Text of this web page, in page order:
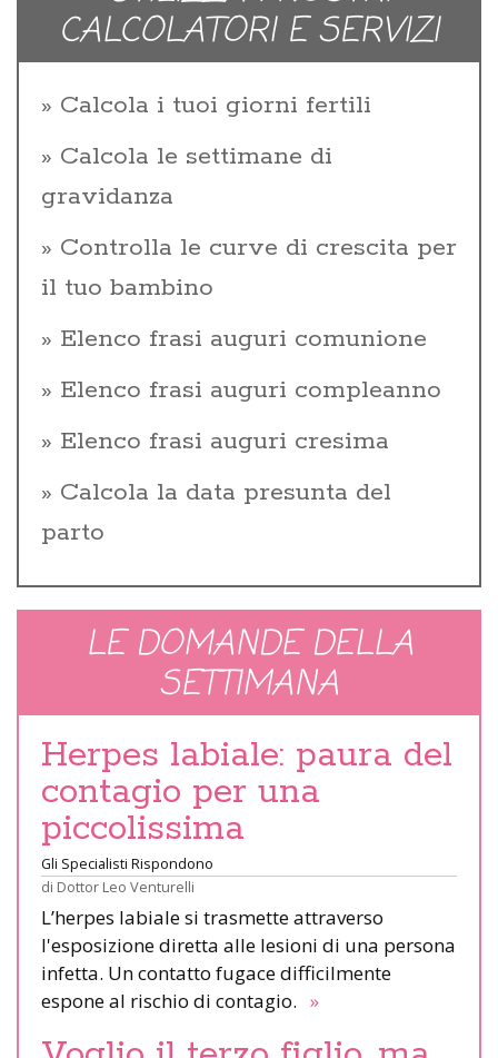
CALCOLATORI E SERVIZI
Calcola i tuoi giorni fertili
Calcola le settimane di
gravidanza
Controlla le curve di crescita per
il tuo bambino
Elenco frasi auguri comunione
Elenco frasi auguri compleanno
Elenco frasi auguri cresima
Calcola la data presunta del
parto
LE DOMANDE DELLA
SETTIMANA
Herpes labiale: paura del
contagio per una
piccolissima
Gli Specialisti Rispondono
di Dottor Leo Venturelli
L’herpes labiale si trasmette attraverso
l'esposizione diretta alle lesioni di una persona
infetta. Un contatto fugace difficilmente
espone al rischio di contagio. »